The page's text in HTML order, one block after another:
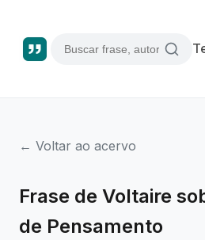
← Voltar ao acervo
Frase de Voltaire
de Pensamento